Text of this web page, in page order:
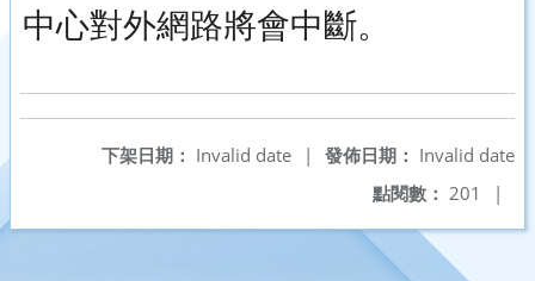
中心對外網路將會中斷。
發佈日期： Invalid date
下架日期： Invalid date
|
點閱數： 201 |